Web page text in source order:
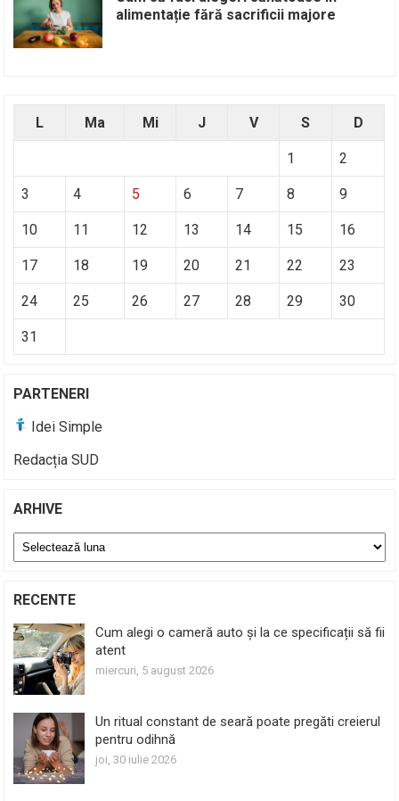
alimentație fără sacrificii majore
L Ma Mi J V S D
1 2
3 4 5 6 7 8 9
10 11 12 13 14 15 16
17 18 19 20 21 22 23
24 25 26 27 28 29 30
31
PARTENERI
Idei Simple
Redacția SUD
ARHIVE
Arhive
RECENTE
Cum alegi o cameră auto și la ce specificații să fii
atent
miercuri, 5 august 2026
Un ritual constant de seară poate pregăti creierul
pentru odihnă
joi, 30 iulie 2026